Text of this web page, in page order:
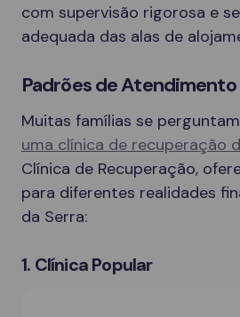
com supervisão rigorosa e
adequada das alas de
Padrões de
Muitas famílias se perguntam
uma clínica de recuperação
Clínica de Recuperação,
para diferentes realidades
da Serra:
1. Clínica Popular